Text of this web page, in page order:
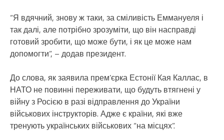
“Я вдячний, знову ж таки, за сміливість Еммануеля і
так далі, але потрібно зрозуміти, що він насправді
готовий зробити, що може бути, і як це може нам
допомогти”, – додав президент.
До слова, як заявила прем’єрка Естонії Кая Каллас, в
НАТО не повинні переживати, що будуть втягнені у
війну з Росією в разі відправлення до України
військових інструкторів. Адже є країни, які вже
тренують українських військових “на місцях”.